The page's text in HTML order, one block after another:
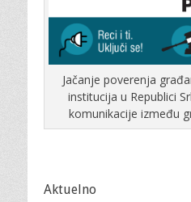
Jačanje poverenja
institucija u Republici
komunikacije između
Aktuelno